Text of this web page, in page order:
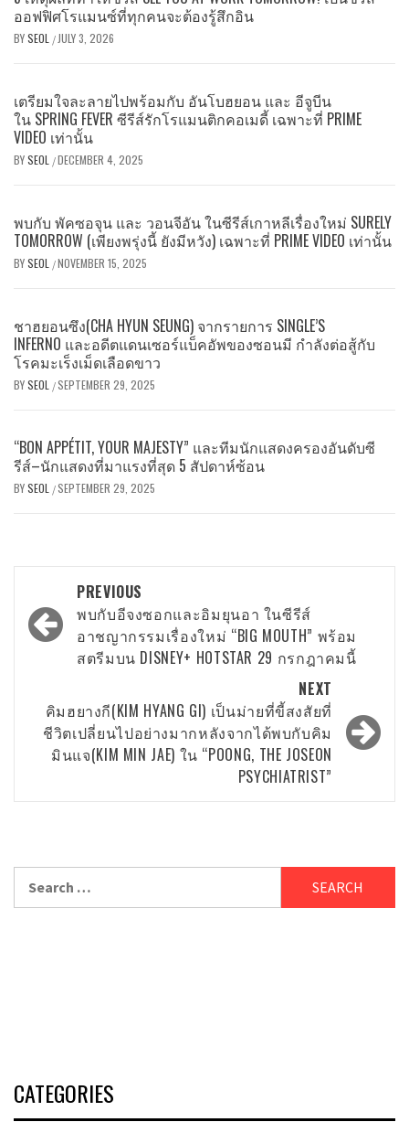
ออฟฟิศโรแมนซ์ที่ทุกคนจะต้องรู้สึกอิน
BYSEOL / JULY 3, 2026
เตรียมใจละลายไปพร้อมกับ อันโบฮยอน และ อีจูบีน
ใน SPRING FEVER ซีรีส์รักโรแมนติกคอเมดี้ เฉพาะที่ PRIME
VIDEO เท่านั้น
BYSEOL /DECEMBER 4, 2025
พบกับ พัคซอจุน และ วอนจีอัน ในซีรีส์เกาหลีเรื่องใหม่ SURELY
TOMORROW (เพียงพรุ่งนี้ ยังมีหวัง) เฉพาะที่ PRIME VIDEO เท่านั้น
BYSEOL /NOVEMBER 15, 2025
ชาฮยอนซึง(CHA HYUN SEUNG) จากรายการ SINGLE’S
INFERNO และอดีตแดนเซอร์แบ็คอัพของซอนมี กำลังต่อสู้กับ
โรคมะเร็งเม็ดเลือดขาว
BYSEOL /SEPTEMBER 29, 2025
“BON APPÉTIT, YOUR MAJESTY” และทีมนักแสดงครองอันดับซี
รีส์–นักแสดงที่มาแรงที่สุด 5 สัปดาห์ซ้อน
BYSEOL /SEPTEMBER 29, 2025
navigation
PREVIOUS
พบกับอีจงซอกและอิมยุนอา ในซีรีส์
อาชญากรรมเรื่องใหม่ “BIG MOUTH” พร้อม
สตรีมบน DISNEY+ HOTSTAR 29 กรกฎาคมนี้
NEXT
คิมฮยางกี(KIM HYANG GI) เป็นม่ายที่ขี้สงสัยที่
ชีวิตเปลี่ยนไปอย่างมากหลังจากได้พบกับคิม
มินแจ(KIM MIN JAE) ใน “POONG, THE JOSEON
PSYCHIATRIST”
for:
CATEGORIES